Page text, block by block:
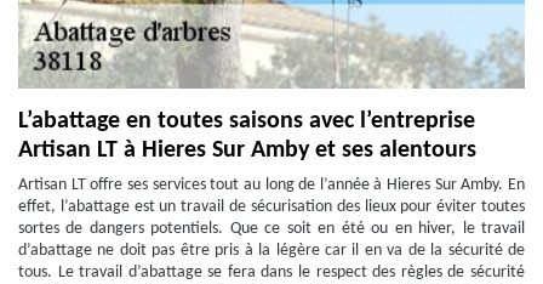
L’abattage en toutes saisons avec l’entreprise
Artisan LT à Hieres Sur Amby et ses alentours
Artisan LT offre ses services tout au long de l’année à Hieres Sur Amby. En
effet, l’abattage est un travail de sécurisation des lieux pour éviter toutes
sortes de dangers potentiels. Que ce soit en été ou en hiver, le travail
d’abattage ne doit pas être pris à la légère car il en va de la sécurité de
tous. Le travail d’abattage se fera dans le respect des règles de sécurité